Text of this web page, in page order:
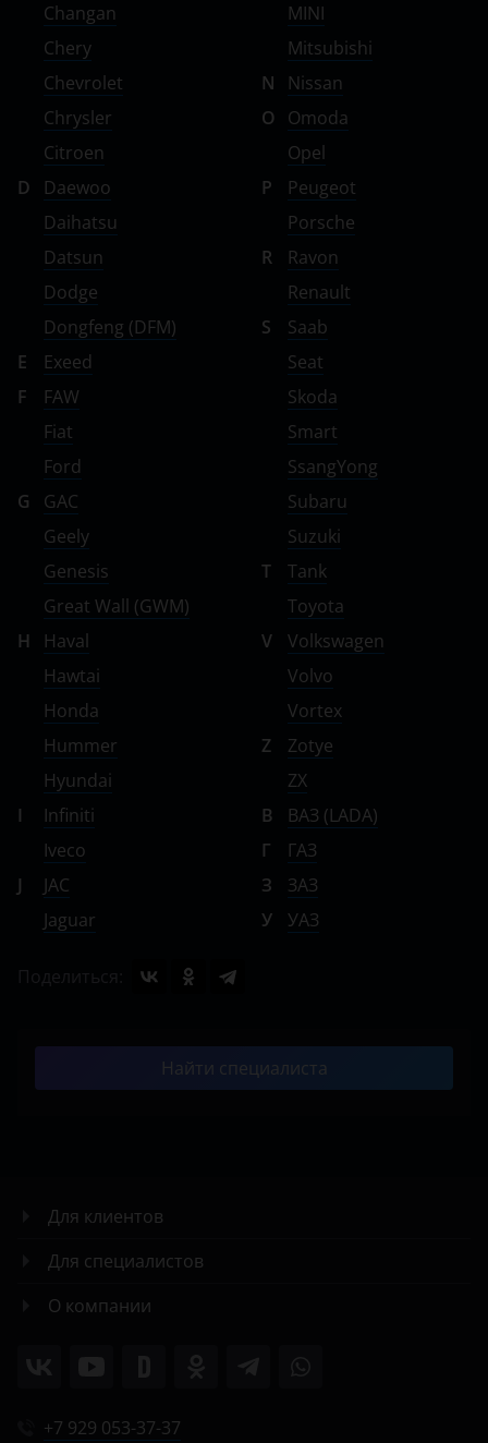
Changan
Chery
Chevrolet
Chrysler
Citroen
D
Daewoo
Daihatsu
Datsun
Dodge
Dongfeng (DFM)
E
Exeed
F
FAW
Fiat
Ford
G
GAC
Geely
Genesis
Great Wall (GWM)
H
Haval
Hawtai
Honda
Hummer
Hyundai
I
Infiniti
Iveco
J
JAC
Jaguar
MINI
Mitsubishi
N
Nissan
O
Omoda
Opel
P
Peugeot
Porsche
R
Ravon
Renault
S
Saab
Seat
Skoda
Smart
SsangYong
Subaru
Suzuki
T
Tank
Toyota
V
Volkswagen
Volvo
Vortex
Z
Zotye
ZX
В
ВАЗ (LADA)
Г
ГАЗ
З
ЗАЗ
У
УАЗ
Найти специалиста
Для клиентов
Для специалистов
О компании
+7 929 053-37-37